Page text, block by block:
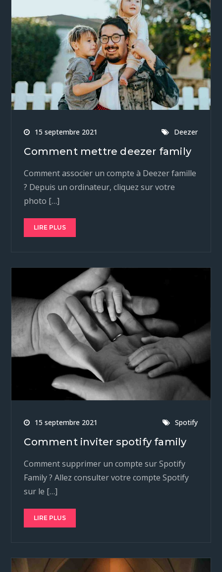
15 septembre 2021 Deezer
Comment mettre deezer family
Comment associer un compte à Deezer famille
? Depuis un ordinateur, cliquez sur votre
photo […]
LIRE PLUS
15 septembre 2021 Spotify
Comment inviter spotify family
Comment supprimer un compte sur Spotify
Family ? Allez consulter votre compte Spotify
sur le […]
LIRE PLUS